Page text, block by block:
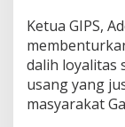
Ketua GIPS,
dalih loyalitas
usang yang
masyarakat